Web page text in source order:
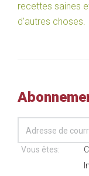
recettes saines
d’autres choses.
Vous êtes: